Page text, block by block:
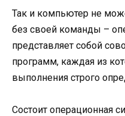
Так и компьютер не
без своей команды –
представляет собой
программ, каждая из
выполнения строго
Состоит операционная